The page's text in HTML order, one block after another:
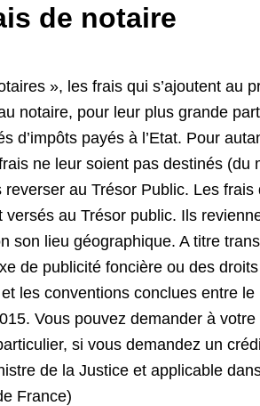
de notaire
», les frais qui s’ajoutent au
notaire, pour leur plus grande
d’impôts payés à l’Etat. Pour
ne leur soient pas destinés
au Trésor Public. Les
au Trésor public. Ils
lieu géographique. A titre
de publicité foncière ou des
les conventions conclues entre
Vous pouvez demander à
si vous demandez un
de la Justice et applicable
France)